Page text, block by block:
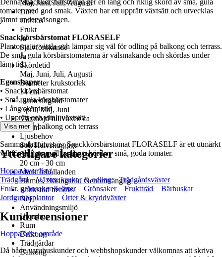
Maj, Juni, Juli, Augusti
Doft
Doftlös
Frukt
Ja
Självförökande
Ja
Skördetid
Maj, Juni, Juli, Augusti
Diameter krukstorlek
14 cm
Planteringstid
April, Maj, Juni
Växthöjd fullvuxen ca
50 cm
Ljusbehov
Sol, Halvskuggigt
Storlek utan kruka
20 cm - 30 cm
Markförhållanden
Humus, Näringsrik, Genomtränglig
Rankstöd behövs
Nej
Användningsmiljö
Utomhus
Rum
Balkong
Trädgårdar
Balkong
Denna snackkörsbärstomat ger en lång och riklig skörd av små, gula
tomater med god smak. Växten har ett upprätt växtsätt och utvecklas
jämnt under säsongen.
Snackkörsbärstomat FLORASELF
Plantorna är vitala och lämpar sig väl för odling på balkong och terrass.
De små, gula körsbärstomaterna är välsmakande och skördas under
lång tid.
Egenskaper:
• Snackkörsbärstomat
• Små, gula körsbärstomater
• Lång skördetid
• Upprätt och vitalt växtsätt
• Passar för balkong och terrass
Sammanfattningsvis: Snackkörsbärstomat FLORASELF är ett utmärkt
val för dig som vill ha lång skörd av små, goda tomater.
Visa mer
Ytterligare kategorier
Hoppa över lista
Trädgård
Växter, krukor & odling
Trädgårdsväxter
Frukt, grönsaker & örter
Grönsaker Fruktträd
Bärbuskar
Jordgubbsplantor
Örter & kryddväxter
Kundrecensioner
Hoppa över område
Då både varuhuskunder och webbshopskunder välkomnas att skriva